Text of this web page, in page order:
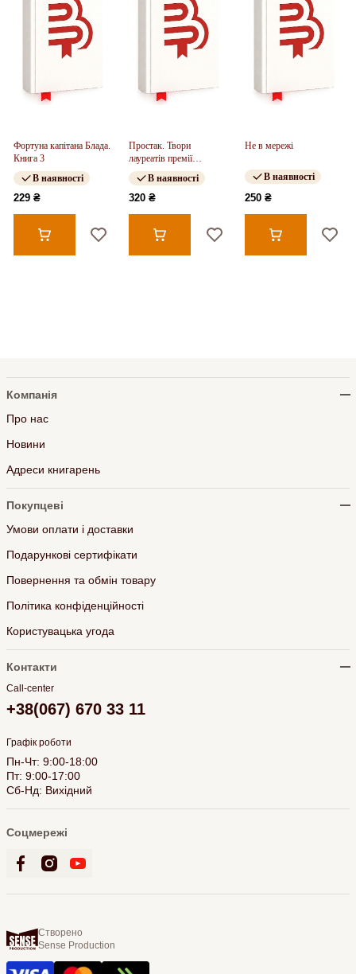
Фортуна капітана Блада.
Книга 3
В наявності
229 ₴
Простак. Твори
лауреатів премії
Андерсена (у)(320)
В наявності
320 ₴
Не в мережі
В наявності
250 ₴
Компанія
Про нас
Новини
Адреси книгарень
Покупцеві
Умови оплати і доставки
Подарункові сертифікати
Повернення та обмін товару
Політика конфіденційності
Користувацька угода
Контакти
Call-center
+38(067) 670 33 11
Графік роботи
Пн-Чт: 9:00-18:00
Пт: 9:00-17:00
Сб-Нд: Вихідний
Соцмережі
Створено
Sense Production